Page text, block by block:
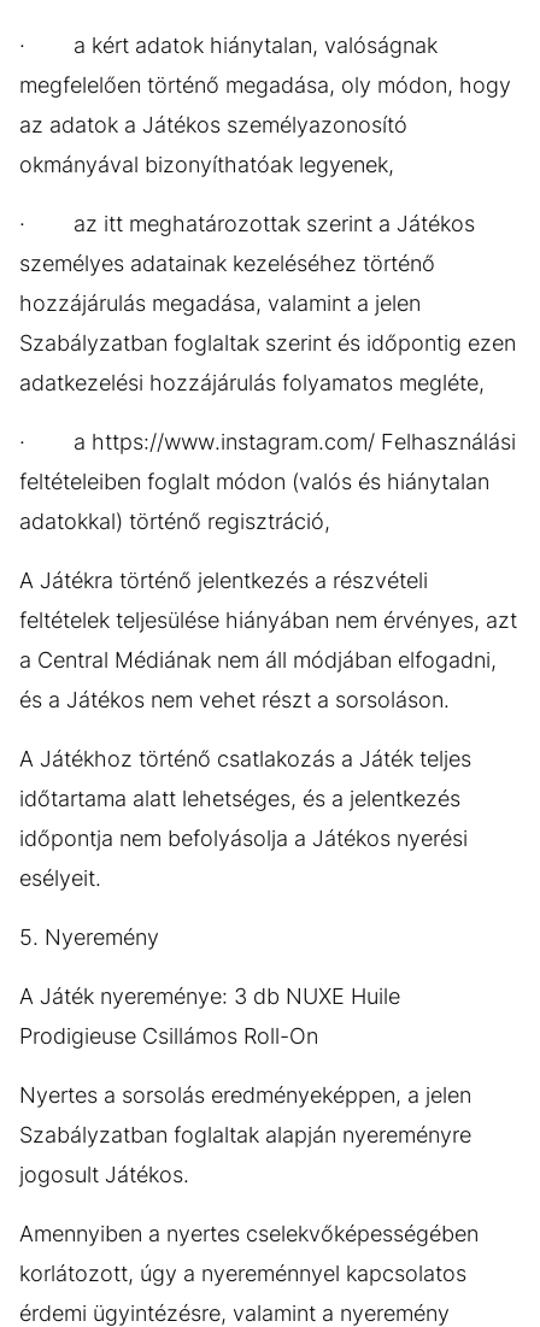
· a kért adatok hiánytalan, valóságnak
megfelelően történő megadása, oly módon, hogy
az adatok a Játékos személyazonosító
okmányával bizonyíthatóak legyenek,
· az itt meghatározottak szerint a Játékos
személyes adatainak kezeléséhez történő
hozzájárulás megadása, valamint a jelen
Szabályzatban foglaltak szerint és időpontig ezen
adatkezelési hozzájárulás folyamatos megléte,
· a https://www.instagram.com/ Felhasználási
feltételeiben foglalt módon (valós és hiánytalan
adatokkal) történő regisztráció,
A Játékra történő jelentkezés a részvételi
feltételek teljesülése hiányában nem érvényes, azt
a Central Médiának nem áll módjában elfogadni,
és a Játékos nem vehet részt a sorsoláson.
A Játékhoz történő csatlakozás a Játék teljes
időtartama alatt lehetséges, és a jelentkezés
időpontja nem befolyásolja a Játékos nyerési
esélyeit.
5. Nyeremény
A Játék nyereménye: 3 db NUXE Huile
Prodigieuse Csillámos Roll-On
Nyertes a sorsolás eredményeképpen, a jelen
Szabályzatban foglaltak alapján nyereményre
jogosult Játékos.
Amennyiben a nyertes cselekvőképességében
korlátozott, úgy a nyereménnyel kapcsolatos
érdemi ügyintézésre, valamint a nyeremény